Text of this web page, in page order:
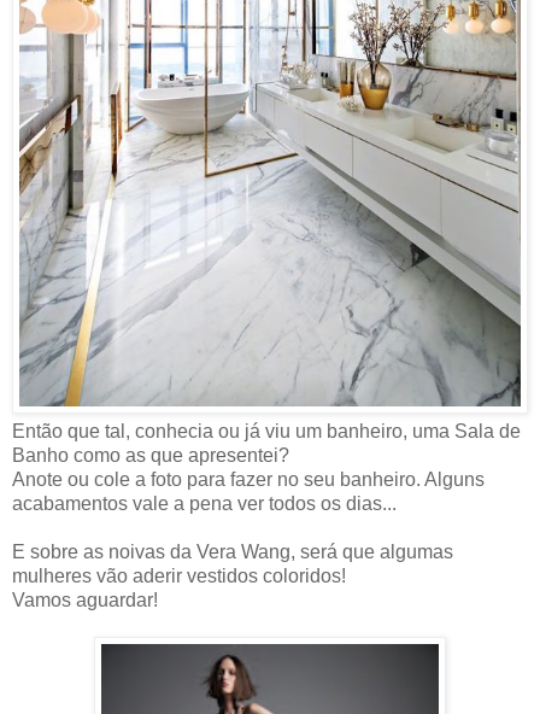
Então que tal, conhecia ou já viu um banheiro, uma Sala de
Banho como as que apresentei?
Anote ou cole a foto para fazer no seu banheiro. Alguns
acabamentos vale a pena ver todos os dias...
E sobre as noivas da Vera Wang, será que algumas
mulheres vão aderir vestidos coloridos!
Vamos aguardar!